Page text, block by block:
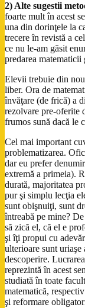
2) Alte sugestii
foarte mult în acest
una din dorinţele la
trecere în revistă a
ce nu le-am găsit
predarea matematicii
Elevii trebuie din nou
liber. Ora de
învăţare (de frică) a
rezolvare pre-oferite
frumos sună dacă le
Cel mai important
problematizarea.
dar eu prefer
extremă a primeia).
durată, majoritatea
pur şi simplu lecţia
sunt obişnuiţi, sunt
întreabă pe mine?
să zică el, că el e
şi îţi propui cu
ulterioare sunt uriaşe
descoperire.
reprezintă în acest
studiată în toate
matematică,
şi reformare